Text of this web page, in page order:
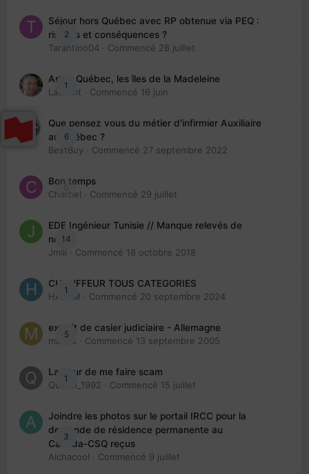
2
Séjour hors Québec avec RP obtenue via PEQ :
risques et conséquences ?
Tarantino04 · Commencé 28 juillet
1
Arte : Québec, les îles de la Madeleine
Laurent · Commencé 16 juin
6
Que pensez vous du métier d'infirmier Auxiliaire
au Québec ?
BestBuy · Commencé 27 septembre 2022
0
Bon temps
Charbel · Commencé 29 juillet
14
EDE Ingénieur Tunisie // Manque relevés de
note
Jmili · Commencé 18 octobre 2018
1
CHAUFFEUR TOUS CATEGORIES
HAZEM · Commencé 20 septembre 2024
5
extrait de casier judiciaire - Allemagne
maries · Commencé 13 septembre 2005
1
La peur de me faire scam
Queen_1992 · Commencé 15 juillet
3
Joindre les photos sur le portail IRCC pour la
demande de résidence permanente au
Canada-CSQ reçus
Aichacool · Commencé 9 juillet